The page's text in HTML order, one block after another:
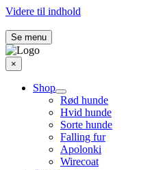
Videre til indhold
Se menu
×
Shop
Rød hunde
Hvid hunde
Sorte hunde
Falling fur
Apolonki
Wirecoat